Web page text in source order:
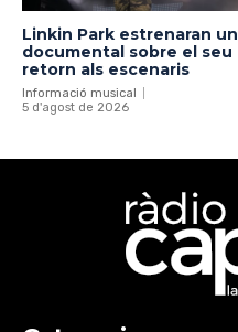
Linkin Park estrenaran un
documental sobre el seu
retorn als escenaris
Informació musical
5 d'agost de 2026